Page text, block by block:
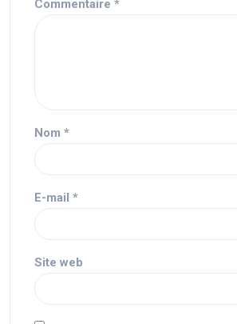
Commentaire *
Nom *
E-mail *
Site web